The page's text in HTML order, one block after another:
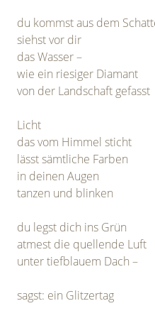
du kommst aus dem
siehst vor dir
das Wasser –
wie ein riesiger Diamant
von der Landschaft gefasst
Licht
das vom Himmel sticht
lässt sämtliche Farben
in deinen Augen
tanzen und blinken
du legst dich ins Grün
atmest die quellende Luft
unter tiefblauem Dach –
sagst: ein Glitzertag